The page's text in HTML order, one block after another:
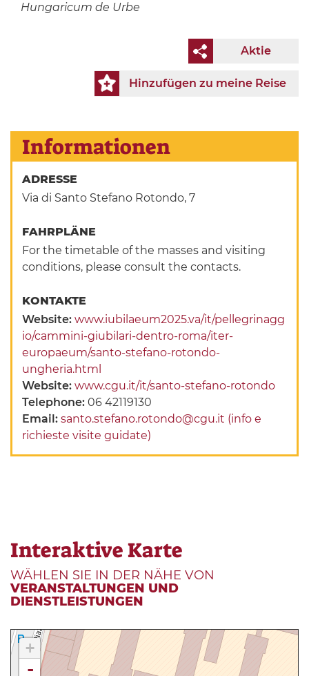
Hungaricum de Urbe
Aktie
Hinzufügen zu meine Reise
Informationen
ADRESSE
Via di Santo Stefano Rotondo, 7
FAHRPLÄNE
For the timetable of the masses and visiting
conditions, please consult the contacts.
KONTAKTE
Website:www.iubilaeum2025.va/it/pellegrinagg
io/cammini-giubilari-dentro-roma/iter-
europaeum/santo-stefano-rotondo-
ungheria.html
Website:www.cgu.it/it/santo-stefano-rotondo
Telephone:06 42119130
Email:santo.stefano.rotondo@cgu.it (info e
richieste visite guidate)
Interaktive Karte
WÄHLEN SIE IN DER NÄHE VON
VERANSTALTUNGEN UND
DIENSTLEISTUNGEN
+
-